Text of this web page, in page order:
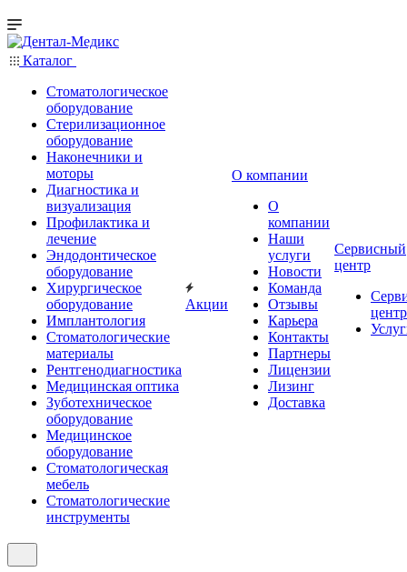
Каталог
Стоматологическое
оборудование
Стерилизационное
оборудование
Наконечники и
моторы
Диагностика и
визуализация
Профилактика и
лечение
Эндодонтическое
оборудование
Хирургическое
оборудование
Имплантология
Стоматологические
материалы
Рентгенодиагностика
Медицинская оптика
Зуботехническое
оборудование
Медицинское
оборудование
Стоматологическая
мебель
Стоматологические
инструменты
Акции
О компании
О
компании
Наши
услуги
Новости
Команда
Отзывы
Карьера
Контакты
Партнеры
Лицензии
Лизинг
Доставка
Сервисный
центр
центр